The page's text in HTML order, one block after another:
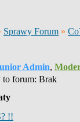
Sprawy Forum »
Admin,
forum: Brak
!!